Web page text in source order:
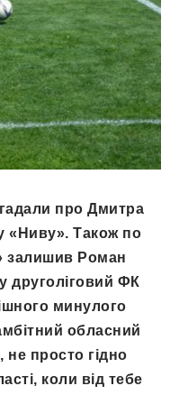
про Дмитра
«Ниву». Також по
залишив Роман
друголіговий ФК
минулого
обласний
просто гідно
коли від тебе